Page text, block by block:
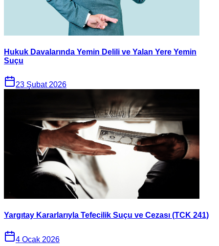
Hukuk Davalarında Yemin Delili ve Yalan Yere Yemin
Suçu
23 Şubat 2026
Yargıtay Kararlarıyla Tefecilik Suçu ve Cezası (TCK 241)
4 Ocak 2026